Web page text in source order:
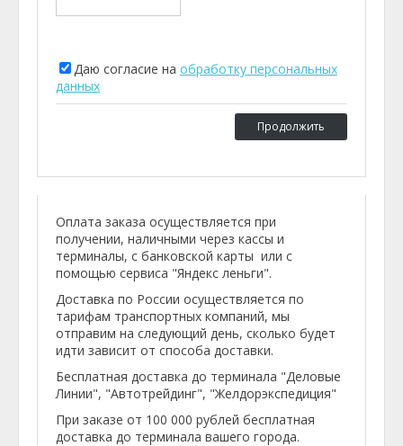
Даю согласие на обработку персональных
данных
Продолжить
Оплата заказа осуществляется при
получении, наличными через кассы и
терминалы, с банковской карты или с
помощью сервиса "Яндекс леньги".
Доставка по России осуществляется по
тарифам транспортных компаний, мы
отправим на следующий день, сколько будет
идти зависит от способа доставки.
Бесплатная доставка до терминала "Деловые
Линии", "Автотрейдинг", "Желдорэкспедиция"
При заказе от 100 000 рублей бесплатная
доставка до терминала вашего города.